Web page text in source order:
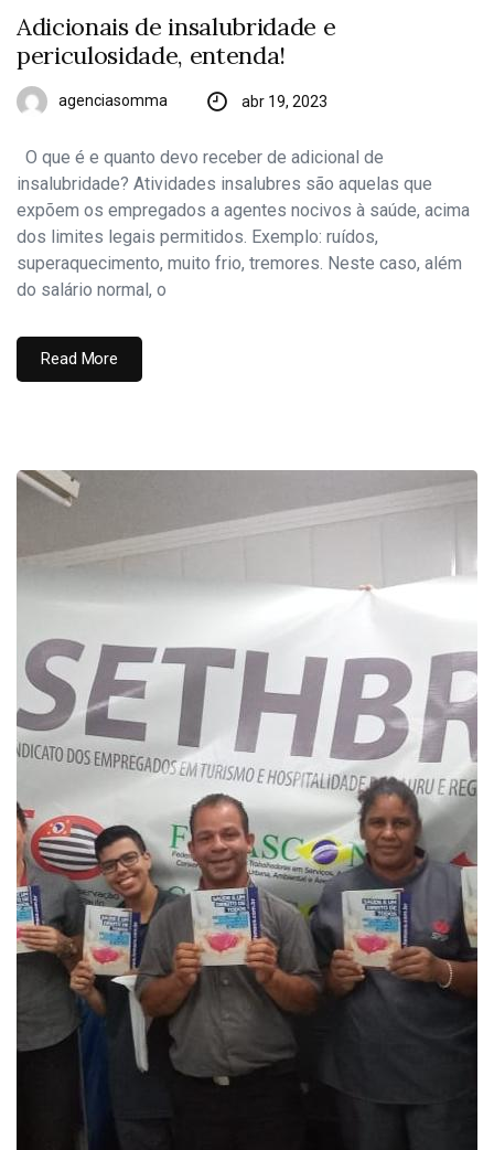
Adicionais de insalubridade e
periculosidade, entenda!
agenciasomma abr 19, 2023
O que é e quanto devo receber de adicional de
insalubridade? Atividades insalubres são aquelas que
expõem os empregados a agentes nocivos à saúde, acima
dos limites legais permitidos. Exemplo: ruídos,
superaquecimento, muito frio, tremores. Neste caso, além
do salário normal, o
Read More